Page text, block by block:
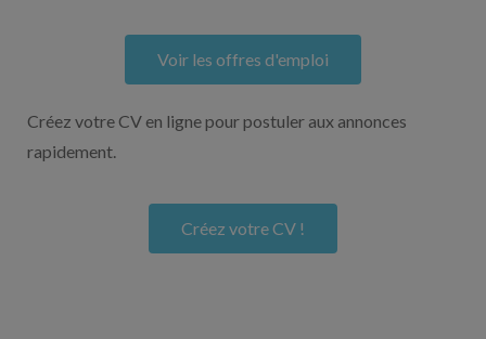
Voir les offres d'emploi
Créez votre CV en ligne pour postuler aux annonces
rapidement.
Créez votre CV !